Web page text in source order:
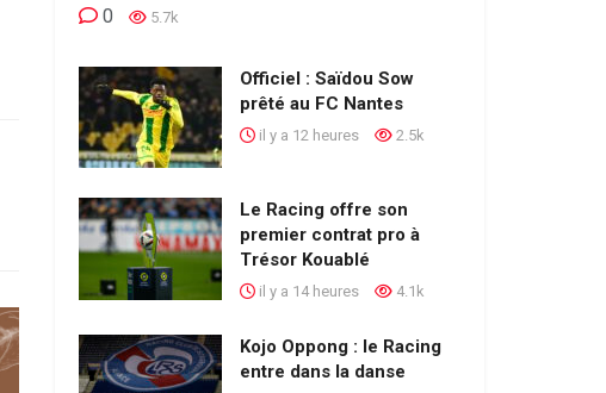
0 5.7k
Officiel : Saïdou Sow
prêté au FC Nantes
il y a 12 heures 2.5k
Le Racing offre son
premier contrat pro à
Trésor Kouablé
il y a 14 heures 4.1k
Kojo Oppong : le Racing
entre dans la danse